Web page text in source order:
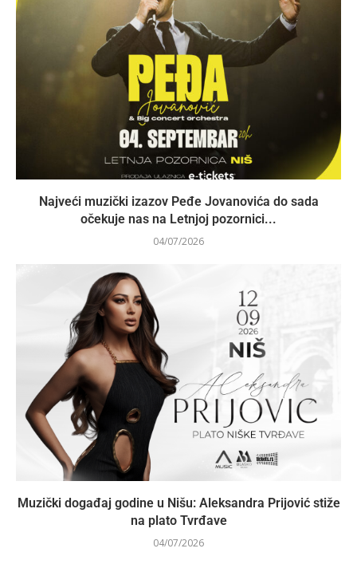
Najveći muzički izazov Peđe Jovanovića do sada
očekuje nas na Letnjoj pozornici...
04/07/2026
Muzički događaj godine u Nišu: Aleksandra Prijović stiže
na plato Tvrđave
04/07/2026